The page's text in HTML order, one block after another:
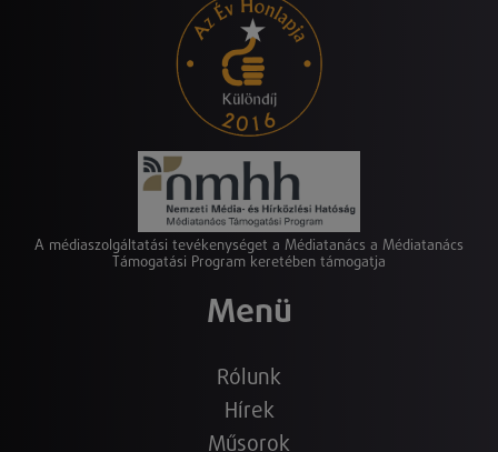
A médiaszolgáltatási tevékenységet a Médiatanács a Médiatanács
Támogatási Program keretében támogatja
Menü
Rólunk
Hírek
Műsorok